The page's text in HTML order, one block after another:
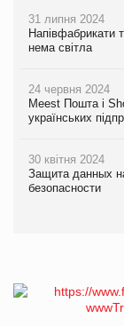
31 липня 2024
Напівфабрикати
нема світла
24 червня 2024
Meest Пошта і
українських
30 квітня 2024
Защита данных
безопасности